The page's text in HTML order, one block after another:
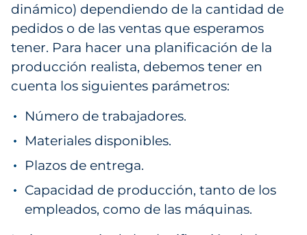
dinámico) dependiendo de la cantidad de
pedidos o de las ventas que esperamos
tener. Para hacer una planificación de la
producción realista, debemos tener en
cuenta los siguientes parámetros:
Número de trabajadores.
Materiales disponibles.
Plazos de entrega.
Capacidad de producción, tanto de los
empleados, como de las máquinas.